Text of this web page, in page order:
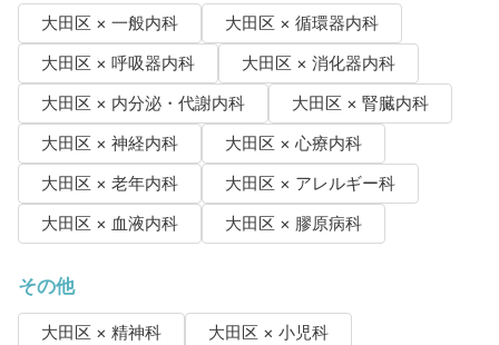
大田区 × 一般内科
大田区 × 循環器内科
大田区 × 呼吸器内科
大田区 × 消化器内科
大田区 × 内分泌・代謝内科
大田区 × 腎臓内科
大田区 × 神経内科
大田区 × 心療内科
大田区 × 老年内科
大田区 × アレルギー科
大田区 × 血液内科
大田区 × 膠原病科
その他
大田区 × 精神科
大田区 × 小児科